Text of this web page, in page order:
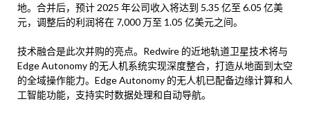
地。合并后，预计 2025 年公司收入将达到 5.35 亿至 6.05 亿美
元，调整后的利润将在 7,000 万至 1.05 亿美元之间。
技术融合是此次并购的亮点。Redwire 的近地轨道卫星技术将与
Edge Autonomy 的无人机系统实现深度整合，打造从地面到太空
的全域操作能力。Edge Autonomy 的无人机已配备边缘计算和人
工智能功能，支持实时数据处理和自动导航。